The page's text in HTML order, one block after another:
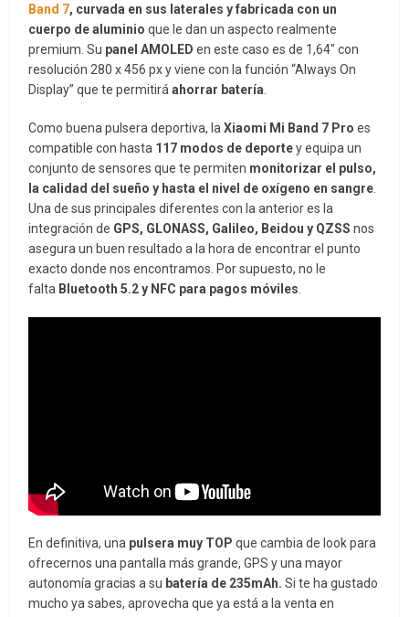
Band 7, curvada en sus laterales y fabricada con un
cuerpo de aluminio que le dan un aspecto realmente
premium. Su panel AMOLED en este caso es de 1,64″ con
resolución 280 x 456 px y viene con la función “Always On
Display” que te permitiráahorrar batería
Como buena pulsera deportiva, la Xiaomi Mi Band 7 Pro es
compatible con hasta 117 modos de deportey equipa un
conjunto de sensores que te permiten monitorizar el pulso,
la calidad del sueño y hasta el nivel de oxígeno en sangre
Una de sus principales diferentes con la anterior es la
integración de GPS, GLONASS, Galileo, Beidou y QZSS nos
asegura un buen resultado a la hora de encontrar el punto
exacto donde nos encontramos. Por supuesto, no le
falta Bluetooth 5.2 y NFC para pagos móviles
En definitiva, una pulsera muy TOPque cambia de look para
ofrecernos una pantalla más grande, GPS y una mayor
autonomía gracias a su batería de 235mAh.Si te ha gustado
mucho ya sabes, aprovecha que ya está a la venta en